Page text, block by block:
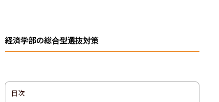
経済学部の総合型選抜対策
目次